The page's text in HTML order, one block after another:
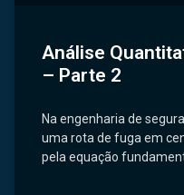
Análise
– Parte 2
Na engenharia de
uma rota de fuga em
pela equação